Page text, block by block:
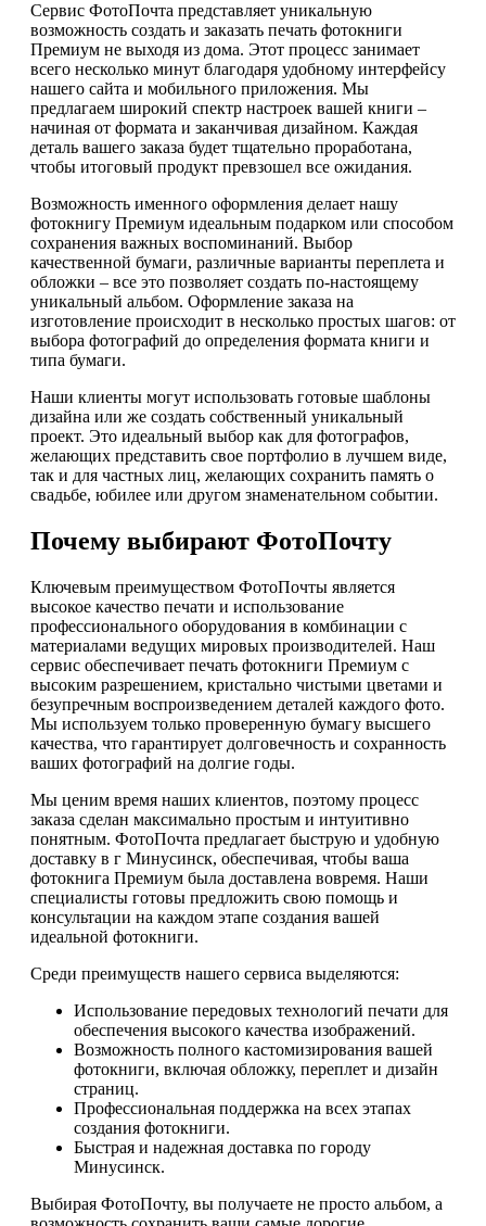
Сервис ФотоПочта представляет уникальную
возможность создать и заказать печать фотокниги
Премиум не выходя из дома. Этот процесс занимает
всего несколько минут благодаря удобному интерфейсу
нашего сайта и мобильного приложения. Мы
предлагаем широкий спектр настроек вашей книги –
начиная от формата и заканчивая дизайном. Каждая
деталь вашего заказа будет тщательно проработана,
чтобы итоговый продукт превзошел все ожидания.
Возможность именного оформления делает нашу
фотокнигу Премиум идеальным подарком или способом
сохранения важных воспоминаний. Выбор
качественной бумаги, различные варианты переплета и
обложки – все это позволяет создать по-настоящему
уникальный альбом. Оформление заказа на
изготовление происходит в несколько простых шагов: от
выбора фотографий до определения формата книги и
типа бумаги.
Наши клиенты могут использовать готовые шаблоны
дизайна или же создать собственный уникальный
проект. Это идеальный выбор как для фотографов,
желающих представить свое портфолио в лучшем виде,
так и для частных лиц, желающих сохранить память о
свадьбе, юбилее или другом знаменательном событии.
Почему выбирают ФотоПочту
Ключевым преимуществом ФотоПочты является
высокое качество печати и использование
профессионального оборудования в комбинации с
материалами ведущих мировых производителей. Наш
сервис обеспечивает печать фотокниги Премиум с
высоким разрешением, кристально чистыми цветами и
безупречным воспроизведением деталей каждого фото.
Мы используем только проверенную бумагу высшего
качества, что гарантирует долговечность и сохранность
ваших фотографий на долгие годы.
Мы ценим время наших клиентов, поэтому процесс
заказа сделан максимально простым и интуитивно
понятным. ФотоПочта предлагает быструю и удобную
доставку в г Минусинск, обеспечивая, чтобы ваша
фотокнига Премиум была доставлена вовремя. Наши
специалисты готовы предложить свою помощь и
консультации на каждом этапе создания вашей
идеальной фотокниги.
Среди преимуществ нашего сервиса выделяются:
Использование передовых технологий печати для
обеспечения высокого качества изображений.
Возможность полного кастомизирования вашей
фотокниги, включая обложку, переплет и дизайн
страниц.
Профессиональная поддержка на всех этапах
создания фотокниги.
Быстрая и надежная доставка по городу
Минусинск.
Выбирая ФотоПочту, вы получаете не просто альбом, а